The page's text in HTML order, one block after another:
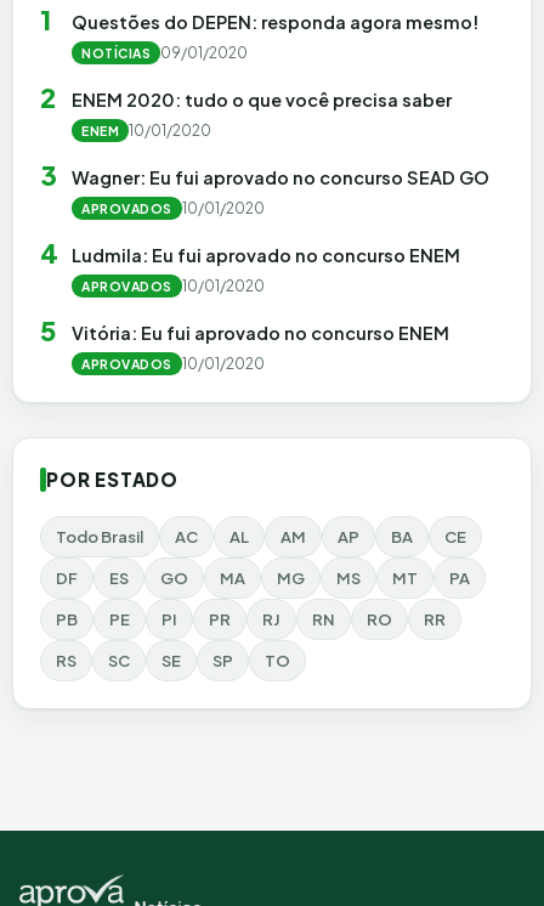
1 Questões do DEPEN: responda agora mesmo!
NOTÍCIAS 09/01/2020
2 ENEM 2020: tudo o que você precisa saber
ENEM 10/01/2020
3 Wagner: Eu fui aprovado no concurso SEAD GO
APROVADOS 10/01/2020
4 Ludmila: Eu fui aprovado no concurso ENEM
APROVADOS 10/01/2020
5 Vitória: Eu fui aprovado no concurso ENEM
APROVADOS 10/01/2020
POR ESTADO
Todo Brasil AC AL AM AP BA CE
DF ES GO MA MG MS MT PA
PB PE PI PR RJ RN RO RR
RS SC SE SP TO